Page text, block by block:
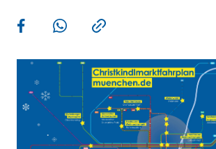
Weitere Aktionen
Teilen auf Facebook
Teilen via WhatsApp
Kopieren